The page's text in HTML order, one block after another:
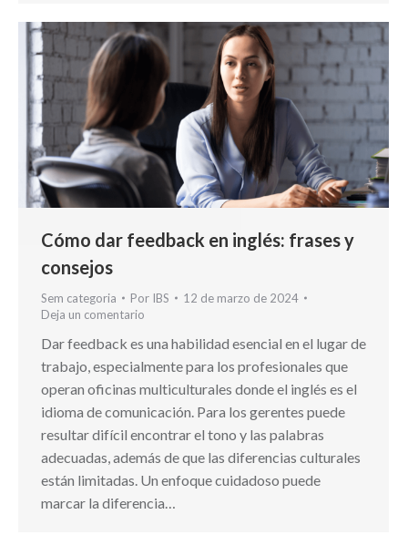
Cómo dar feedback en inglés: frases y
consejos
Sem categoria Por IBS
12 de marzo de 2024
Deja un comentario
Dar feedback es una habilidad esencial en el lugar de
trabajo, especialmente para los profesionales que
operan oficinas multiculturales donde el inglés es el
idioma de comunicación. Para los gerentes puede
resultar difícil encontrar el tono y las palabras
adecuadas, además de que las diferencias culturales
están limitadas. Un enfoque cuidadoso puede
marcar la diferencia…